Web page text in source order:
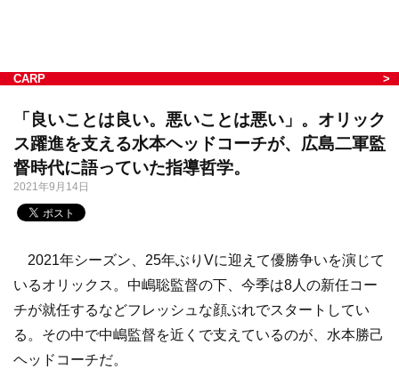
CARP
「良いことは良い。悪いことは悪い」。オリック
ス躍進を支える水本ヘッドコーチが、広島二軍監
督時代に語っていた指導哲学。
2021年9月14日
2021年シーズン、25年ぶりVに迎えて優勝争いを演じて
いるオリックス。中嶋聡監督の下、今季は8人の新任コー
チが就任するなどフレッシュな顔ぶれでスタートしてい
る。その中で中嶋監督を近くで支えているのが、水本勝己
ヘッドコーチだ。